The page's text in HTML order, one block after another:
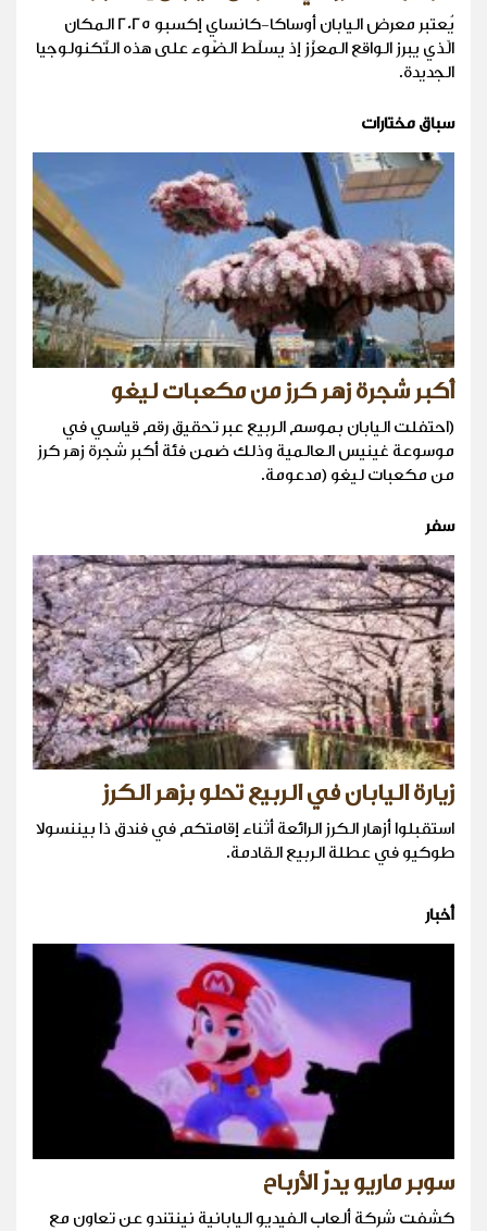
يُعتبر معرض اليابان أوساكا-كانساي إكسبو 2025 المكان
الّذي يبرز الواقع المعزّز إذ يسلّط الضّوء على هذه التّكنولوجيا
الجديدة.
سباق مختارات
أكبر شجرة زهر كرز من مكعبات ليغو
(احتفلت اليابان بموسم الربيع عبر تحقيق رقم قياسي في
موسوعة غينيس العالمية وذلك ضمن فئة أكبر شجرة زهر كرز
من مكعبات ليغو (مدعومة.
سفر
زيارة اليابان في الربيع تحلو بزهر الكرز
استقبلوا أزهار الكرز الرائعة أثناء إقامتكم في فندق ذا بيننسولا
طوكيو في عطلة الربيع القادمة.
أخبار
سوبر ماريو يدرّ الأرباح
كشفت شركة ألعاب الفيديو اليابانية نينتندو عن تعاون مع